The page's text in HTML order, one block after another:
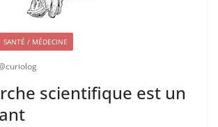
SANTÉ / MÉDECINE
scientifique est un